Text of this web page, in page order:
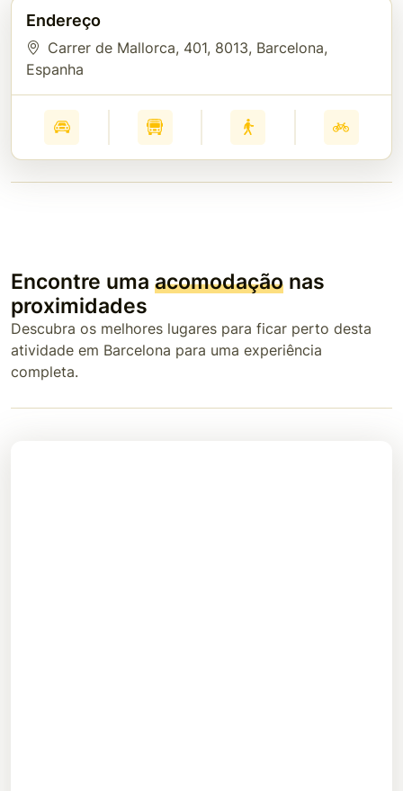
Endereço
Carrer de Mallorca, 401, 8013, Barcelona,
Espanha
Encontre uma acomodação nas
proximidades
Descubra os melhores lugares para ficar perto desta
atividade em Barcelona para uma experiência
completa.